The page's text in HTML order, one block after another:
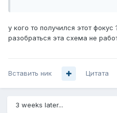
у кого то получился этот
разобраться эта схема не
Вставить ник Цитата
3 weeks later...